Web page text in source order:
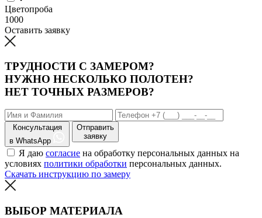
Цветопроба
1000
Оставить заявку
ТРУДНОСТИ С ЗАМЕРОМ?
НУЖНО НЕСКОЛЬКО ПОЛОТЕН?
НЕТ ТОЧНЫХ РАЗМЕРОВ?
Консультация
в WhatsApp
Отправить
заявку
Я даю согласие на обработку персональных данных на
условиях политики обработки персональных данных.
Скачать инструкцию по замеру
ВЫБОР МАТЕРИАЛА